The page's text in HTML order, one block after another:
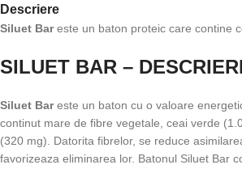
Descriere
Siluet Bar este un baton proteic care contine
SILUET BAR –
Siluet Bar este un baton cu o valoare
continut mare de fibre vegetale, ceai verde
(320 mg). Datorita fibrelor, se reduce
favorizeaza eliminarea lor. Batonul Siluet Bar